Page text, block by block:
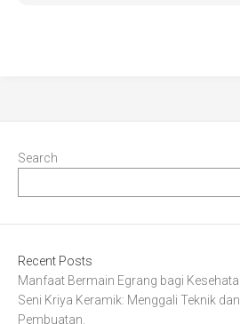
Search
Recent Posts
Manfaat Bermain Egrang bagi
Seni Kriya Keramik: Menggali Teknik
Pembuatan.